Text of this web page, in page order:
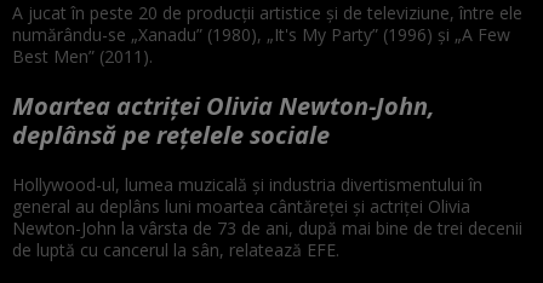
A jucat în peste 20 de producţii artistice şi de televiziune, între ele
numărându-se „Xanadu” (1980), „It's My Party” (1996) şi „A Few
Best Men” (2011).
Moartea actriței Olivia Newton-John,
deplânsă pe rețelele sociale
Hollywood-ul, lumea muzicală şi industria divertismentului în
general au deplâns luni moartea cântăreţei şi actriţei Olivia
Newton-John la vârsta de 73 de ani, după mai bine de trei decenii
de luptă cu cancerul la sân, relatează EFE.